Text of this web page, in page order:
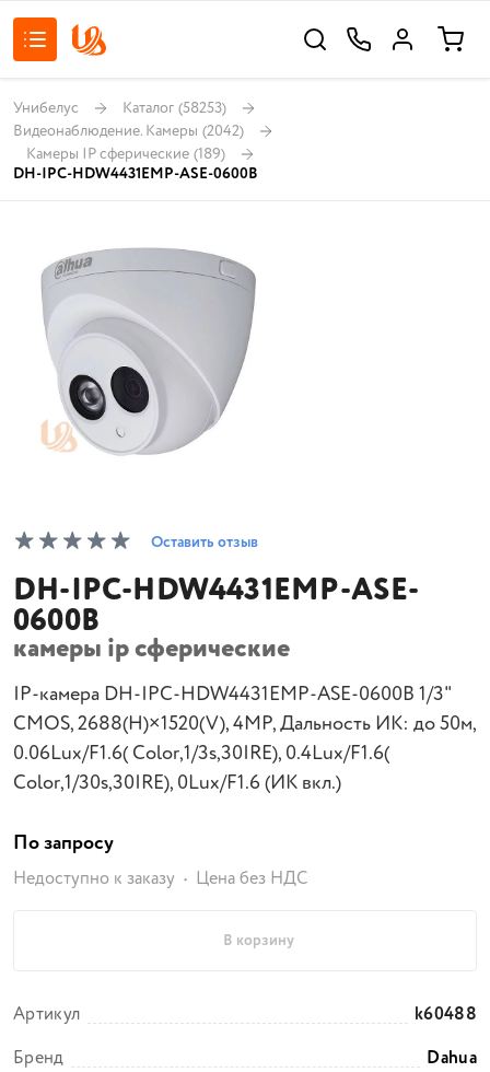
Унибелус Каталог (58253)
Видеонаблюдение. Камеры (2042)
Камеры IP сферические (189)
DH-IPC-HDW4431EMP-ASE-0600B
Оставить отзыв
DH-IPC-HDW4431EMP-ASE-
0600B
камеры ip сферические
IP-камера DH-IPC-HDW4431EMP-ASE-0600B 1/3"
CMOS, 2688(H)×1520(V), 4MP, Дальность ИК: до 50м,
0.06Lux/F1.6( Color,1/3s,30IRE), 0.4Lux/F1.6(
Color,1/30s,30IRE), 0Lux/F1.6 (ИК вкл.)
По запросу
Недоступно к заказу Цена без НДС
В корзину
Артикул
k60488
Бренд
Dahua